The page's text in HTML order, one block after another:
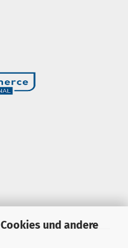
und andere